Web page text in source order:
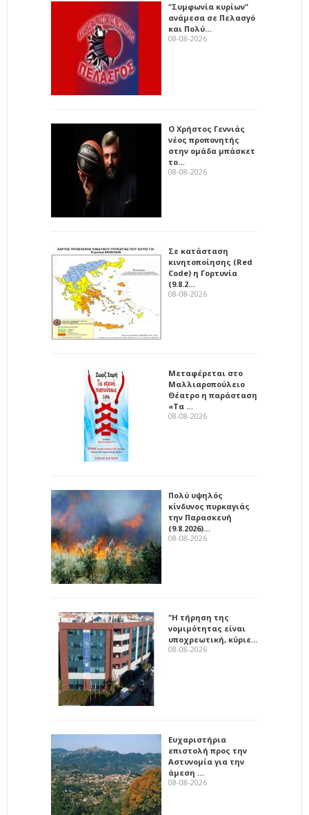
"Συμφωνία κυρίων"
ανάμεσα σε Πελασγό
και Πολύ…
08-08-2026
Ο Χρήστος Γεννιάς
νέος προπονητής
στην ομάδα μπάσκετ
το…
08-08-2026
Σε κατάσταση
κινητοποίησης (Red
Code) η Γορτυνία
(9.8.2…
08-08-2026
Μεταφέρεται στο
Μαλλιαροπούλειο
Θέατρο η παράσταση
«Τα …
08-08-2026
Πολύ υψηλός
κίνδυνος πυρκαγιάς
την Παρασκευή
(9.8.2026)…
08-08-2026
"Η τήρηση της
νομιμότητας είναι
υποχρεωτική, κύριε…
08-08-2026
Ευχαριστήρια
επιστολή προς την
Αστυνομία για την
άμεση …
08-08-2026